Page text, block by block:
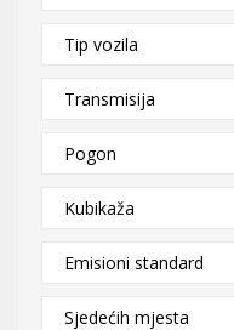
Tip vozila
Transmisija
Pogon
Kubikaža
Emisioni standard
Sjedećih mjesta